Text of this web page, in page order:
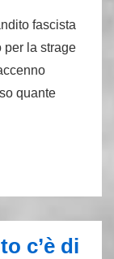
fascista
per la strage
quante
c’è di